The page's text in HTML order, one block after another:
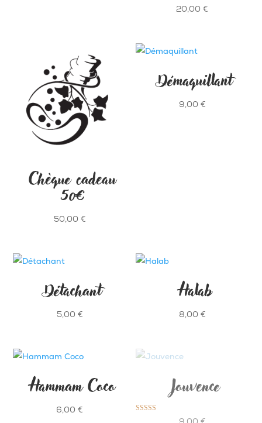
20,00€
Chèque cadeau
50€
50,00 €
Démaquillant
9,00 €
Détachant
5,00 €
Halab
8,00 €
Hammam Coco
6,00€
Jouvence